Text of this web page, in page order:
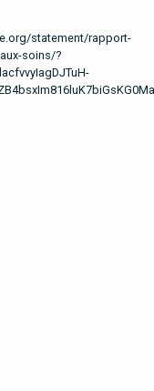
statement/rapport-
soins/?